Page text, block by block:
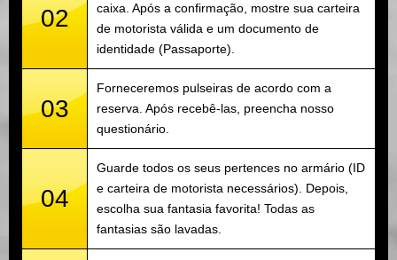
02
caixa. Após a confirmação, mostre sua carteira
de motorista válida e um documento de
identidade (Passaporte).
03
Forneceremos pulseiras de acordo com a
reserva. Após recebê-las, preencha nosso
questionário.
04
Guarde todos os seus pertences no armário (ID
e carteira de motorista necessários). Depois,
escolha sua fantasia favorita! Todas as
fantasias são lavadas.